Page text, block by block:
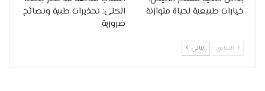
خيارات طبيعية لحياة متوازنة
الكلى: تحذيرات طبية ونصائح
ضرورية
السابق التالي